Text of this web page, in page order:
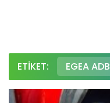
ETIKET: EGEA